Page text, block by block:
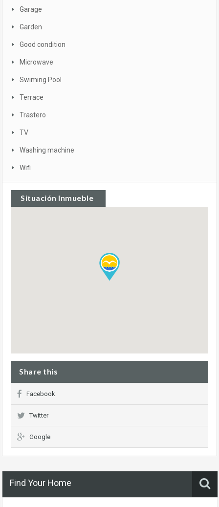
Garage
Garden
Good condition
Microwave
Swiming Pool
Terrace
Trastero
TV
Washing machine
Wifi
Situación Inmueble
Share this
Facebook
Twitter
Google
Find Your Home